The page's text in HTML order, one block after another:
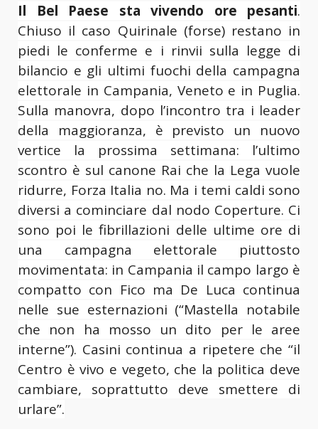
Il Bel Paese sta vivendo ore pesanti.
Chiuso il caso Quirinale (forse) restano in
piedi le conferme e i rinvii sulla legge di
bilancio e gli ultimi fuochi della campagna
elettorale in Campania, Veneto e in Puglia.
Sulla manovra, dopo l’incontro tra i leader
della maggioranza, è previsto un nuovo
vertice la prossima settimana: l’ultimo
scontro è sul canone Rai che la Lega vuole
ridurre, Forza Italia no. Ma i temi caldi sono
diversi a cominciare dal nodo Coperture. Ci
sono poi le fibrillazioni delle ultime ore di
una campagna elettorale piuttosto
movimentata: in Campania il campo largo è
compatto con Fico ma De Luca continua
nelle sue esternazioni (“Mastella notabile
che non ha mosso un dito per le aree
interne”). Casini continua a ripetere che “il
Centro è vivo e vegeto, che la politica deve
cambiare, soprattutto deve smettere di
urlare”.